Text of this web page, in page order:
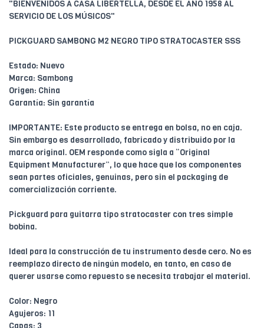
"BIENVENIDOS A CASA LIBERTELLA, DESDE EL AÑO 1958 AL
SERVICIO DE LOS MÚSICOS"
PICKGUARD SAMBONG M2 NEGRO TIPO STRATOCASTER SSS
Estado: Nuevo
Marca: Sambong
Origen: China
Garantía: Sin garantía
IMPORTANTE: Este producto se entrega en bolsa, no en caja.
Sin embargo es desarrollado, fabricado y distribuido por la
marca original. OEM responde como sigla a “Original
Equipment Manufacturer”, lo que hace que los componentes
sean partes oficiales, genuinas, pero sin el packaging de
comercialización corriente.
Pickguard para guitarra tipo stratocaster con tres simple
bobina.
Ideal para la construcción de tu instrumento desde cero. No es
reemplazo directo de ningún modelo, en tanto, en caso de
querer usarse como repuesto se necesita trabajar el material.
Color: Negro
Agujeros: 11